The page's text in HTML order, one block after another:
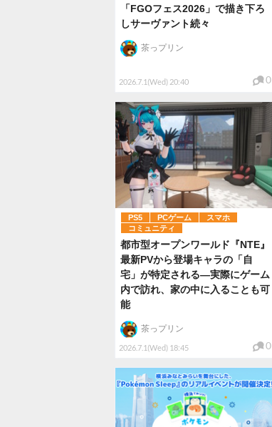
「FGOフェス2026」で描き下ろ
しサーヴァント続々
2026.7.1(Wed) 20:40
茶っプリン
0
PS5 PCゲーム
スマホ
コミュニティ
都市型オープンワールド『NTE』
最新PVから登場キャラの「自
宅」が特定される―実際にゲーム
内で訪れ、家の中に入ることも可
能
2026.7.1(Wed) 18:45
茶っプリン
0